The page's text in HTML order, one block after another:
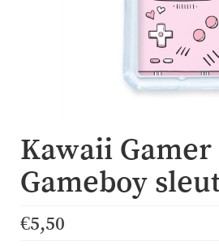
Kawaii Gamer
Gameboy
€5,50